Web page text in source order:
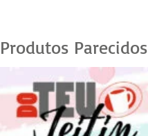
Produtos Parecidos